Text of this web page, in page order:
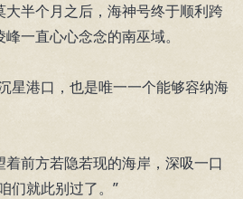
半个月之后，海神号终于顺利跨
一直心心念念的南巫域。
港口，也是唯一一个能够容纳海
前方若隐若现的海岸，深吸一口
们就此别过了。”